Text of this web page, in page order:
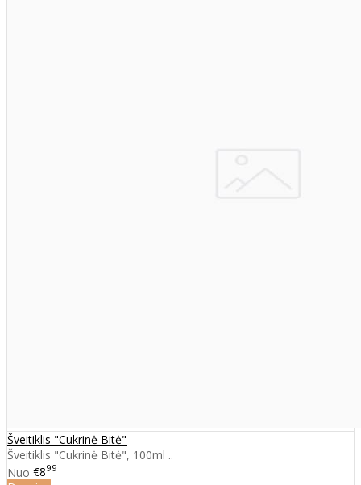
Šveitiklis "Cukrinė Bitė"
Šveitiklis "Cukrinė Bitė", 100ml ..
Nuo €899